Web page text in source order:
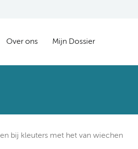
Over ons Mijn Dossier
bij kleuters met het van wiechen